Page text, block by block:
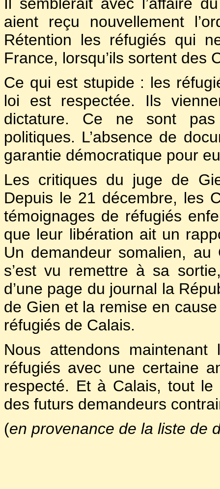
aient reçu nouvellement
Rétention les réfugiés qui
France, lorsqu’ils sortent des
Ce qui est stupide : les
loi est respectée. Ils
dictature. Ce ne sont pas
politiques. L’absence de
garantie démocratique pour
Les critiques du juge de
Depuis le 21 décembre, les
témoignages de réfugiés
que leur libération ait un
Un demandeur somalien,
s’est vu remettre à sa
d’une page du journal la
de Gien et la remise en
réfugiés de Calais.
Nous attendons
réfugiés avec une certaine
respecté. Et à Calais, tout le
des futurs demandeurs
(en provenance de la liste de